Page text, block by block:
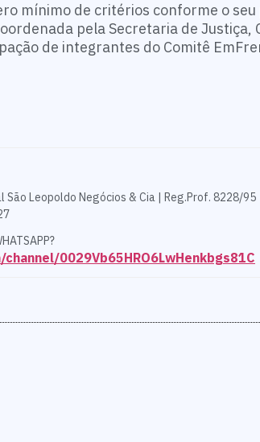
mínimo de critérios conforme o
pela Secretaria de Justiça,
de integrantes do Comitê
Leopoldo Negócios & Cia | Reg.Prof. 8228/95
0029Vb65HRO6LwHenkbgs81C